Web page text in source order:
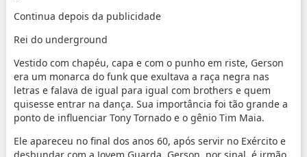
Continua depois da publicidade
Rei do underground
Vestido com chapéu, capa e com o punho em riste, Gerson
era um monarca do funk que exultava a raça negra nas
letras e falava de igual para igual com brothers e quem
quisesse entrar na dança. Sua importância foi tão grande a
ponto de influenciar Tony Tornado e o gênio Tim Maia.
Ele apareceu no final dos anos 60, após servir no Exército e